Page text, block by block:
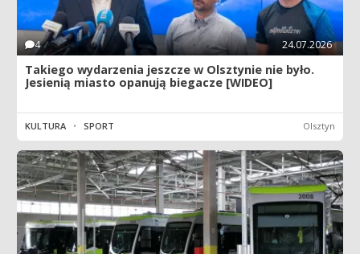
4 24.07.2026
Takiego wydarzenia jeszcze w Olsztynie nie było.
Jesienią miasto opanują biegacze [WIDEO]
KULTURA • SPORT Olsztyn